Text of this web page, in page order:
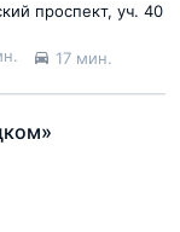
проспект, уч. 40
17 мин.